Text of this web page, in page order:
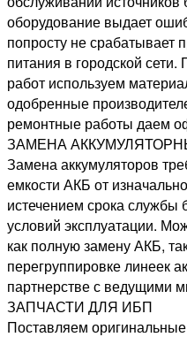
оборудование выдает
попросту не срабатывает
питания в городской
работ используем
одобренные
ремонтные работы даем
ЗАМЕНА
Замена аккумуляторов
емкости АКБ от
истечением срока службы
условий эксплуатации.
как полную замену АКБ,
перегруппировке линеек
партнерстве с ведущими
ЗАПЧАСТИ ДЛЯ ИБП
Поставляем